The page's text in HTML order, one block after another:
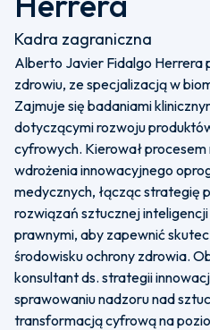
Kadra zagraniczna
Alberto Javier Fidalgo Herrera
zdrowiu, ze specjalizacją w
Zajmuje się badaniami
dotyczącymi rozwoju
cyfrowych. Kierował
wdrożenia innowacyjnego
medycznych, łącząc strategię
rozwiązań sztucznej
prawnymi, aby zapewnić
środowisku ochrony zdrowia.
konsultant ds. strategii
sprawowaniu nadzoru nad
transformacją cyfrową na